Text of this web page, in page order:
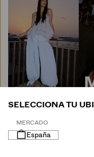
SELECCIONA TU
MERCADO
España